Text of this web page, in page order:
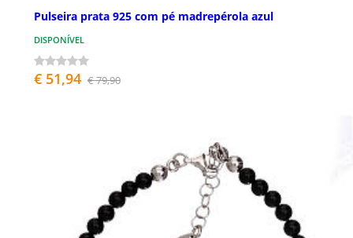
Pulseira prata 925 com pé madrepérola azul
DISPONÍVEL
€ 51,94 € 79,90